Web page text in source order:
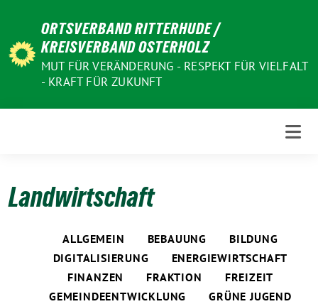
Inhalt
ORTSVERBAND RITTERHUDE /
KREISVERBAND OSTERHOLZ
MUT FÜR VERÄNDERUNG - RESPEKT FÜR VIELFALT
- KRAFT FÜR ZUKUNFT
Landwirtschaft
ALLGEMEIN BEBAUUNG
BILDUNG
DIGITALISIERUNG
ENERGIEWIRTSCHAFT
FINANZEN
FRAKTION
FREIZEIT
GEMEINDEENTWICKLUNG
GRÜNE JUGEND